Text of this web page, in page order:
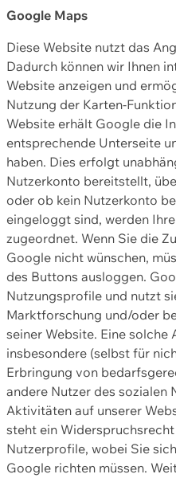
Google Maps
Diese Website nutzt das
Dadurch können wir Ihnen
Website anzeigen und
Nutzung der Karten-
Website erhält Google die
entsprechende Unterseite
haben. Dies erfolgt
Nutzerkonto bereitstellt,
oder ob kein Nutzerkonto
eingeloggt sind, werden
zugeordnet. Wenn Sie die
Google nicht wünschen,
des Buttons ausloggen.
Nutzungsprofile und nutzt
Marktforschung und/oder
seiner Website. Eine
insbesondere (selbst für
Erbringung von
andere Nutzer des sozialen
Aktivitäten auf unserer
steht ein
Nutzerprofile, wobei Sie
Google richten müssen.